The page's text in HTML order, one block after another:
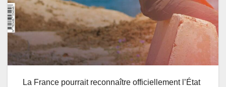
La France pourrait reconnaître officiellement l’État